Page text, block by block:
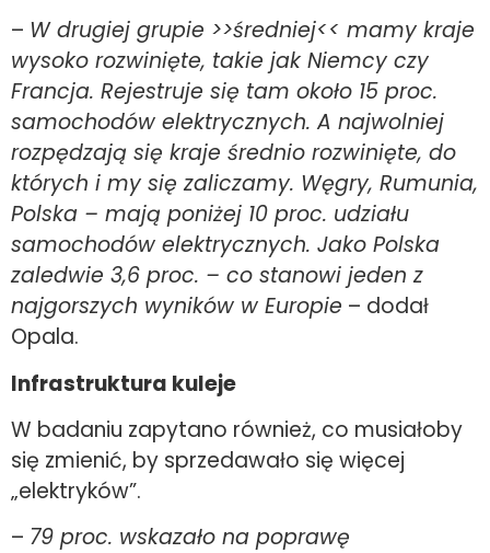
– W drugiej grupie >>średniej<< mamy kraje
wysoko rozwinięte, takie jak Niemcy czy
Francja. Rejestruje się tam około 15 proc.
samochodów elektrycznych. A najwolniej
rozpędzają się kraje średnio rozwinięte, do
których i my się zaliczamy. Węgry, Rumunia,
Polska – mają poniżej 10 proc. udziału
samochodów elektrycznych. Jako Polska
zaledwie 3,6 proc. – co stanowi jeden z
najgorszych wyników w Europie – dodał
Opala.
Infrastruktura kuleje
W badaniu zapytano również, co musiałoby
się zmienić, by sprzedawało się więcej
„elektryków”.
– 79 proc. wskazało na poprawę